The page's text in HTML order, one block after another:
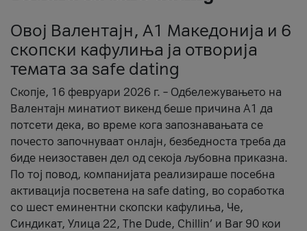
Овој Валентајн, A1 Македонија и 6
скопски кафулиња ја отворија
темата за safe dating
Скопје, 16 февруари 2026 г. – Одбележувањето на
Валентајн минатиот викенд беше причина А1 да
потсети дека, во време кога запознавањата се
почесто започнуваат онлајн, безбедноста треба да
биде неизоставен дел од секоја љубовна приказна.
По тој повод, компанијата реализираше посебна
активација посветена на safe dating, во соработка
со шест еминентни скопски кафулиња, Че,
Синдикат, Улица 22, The Dude, Chillin’ и Bar 90 кои